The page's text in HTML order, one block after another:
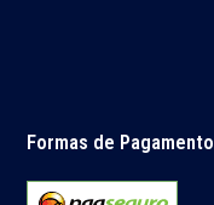
Formas de Pagamento